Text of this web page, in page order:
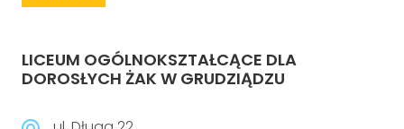
LICEUM OGÓLNOKSZTAŁCĄCE DLA
DOROSŁYCH ŻAK W GRUDZIĄDZU